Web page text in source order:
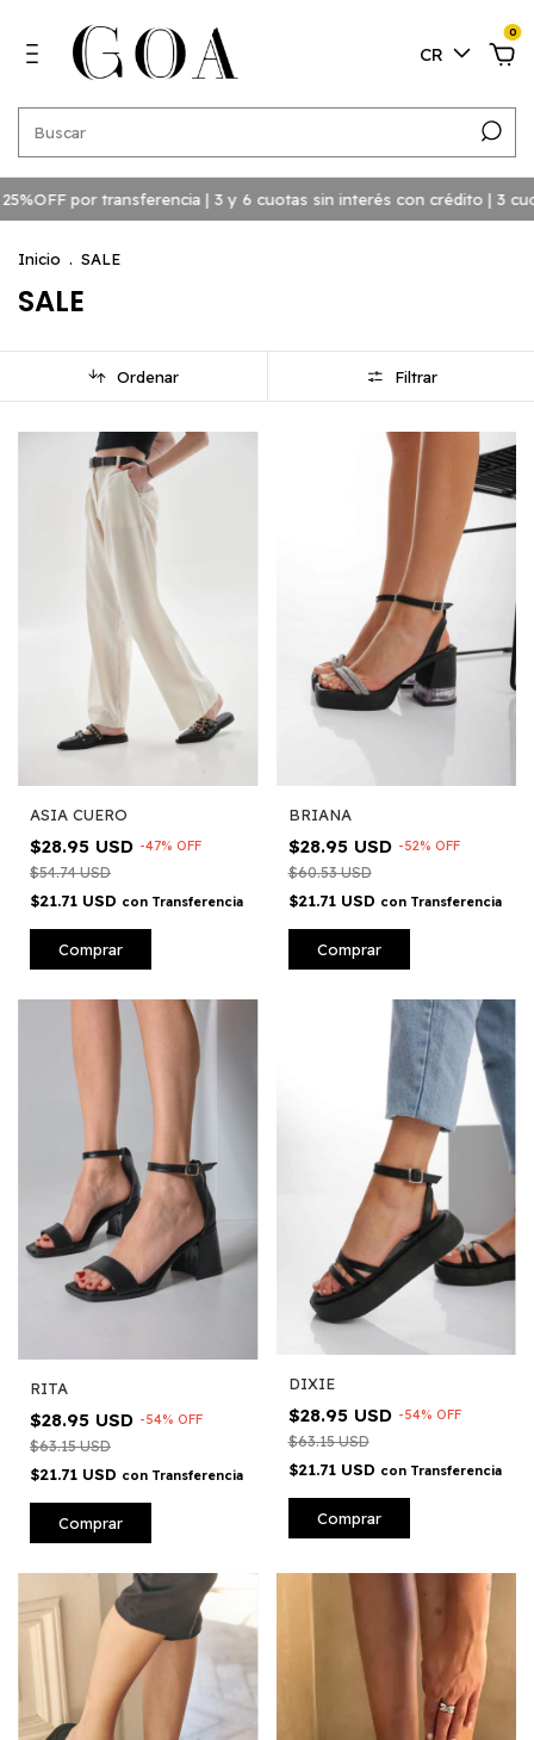
CR
0
transferencia | 3 y 6 cuotas sin interés con crédito | 3 cuotas sin
Inicio . SALE
SALE
Ordenar Filtrar
ASIA CUERO
$28.95 USD -47% OFF
$54.74 USD
$21.71 USD con Transferencia
Comprar
BRIANA
$28.95 USD -52% OFF
$60.53 USD
$21.71 USD con Transferencia
Comprar
RITA
$28.95 USD -54% OFF
$63.15 USD
$21.71 USD con Transferencia
Comprar
DIXIE
$28.95 USD -54% OFF
$63.15 USD
$21.71 USD con Transferencia
Comprar